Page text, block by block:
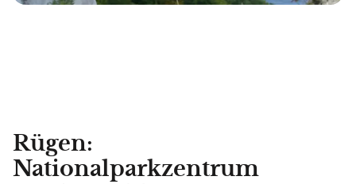
Rügen:
Nationalparkzentrum